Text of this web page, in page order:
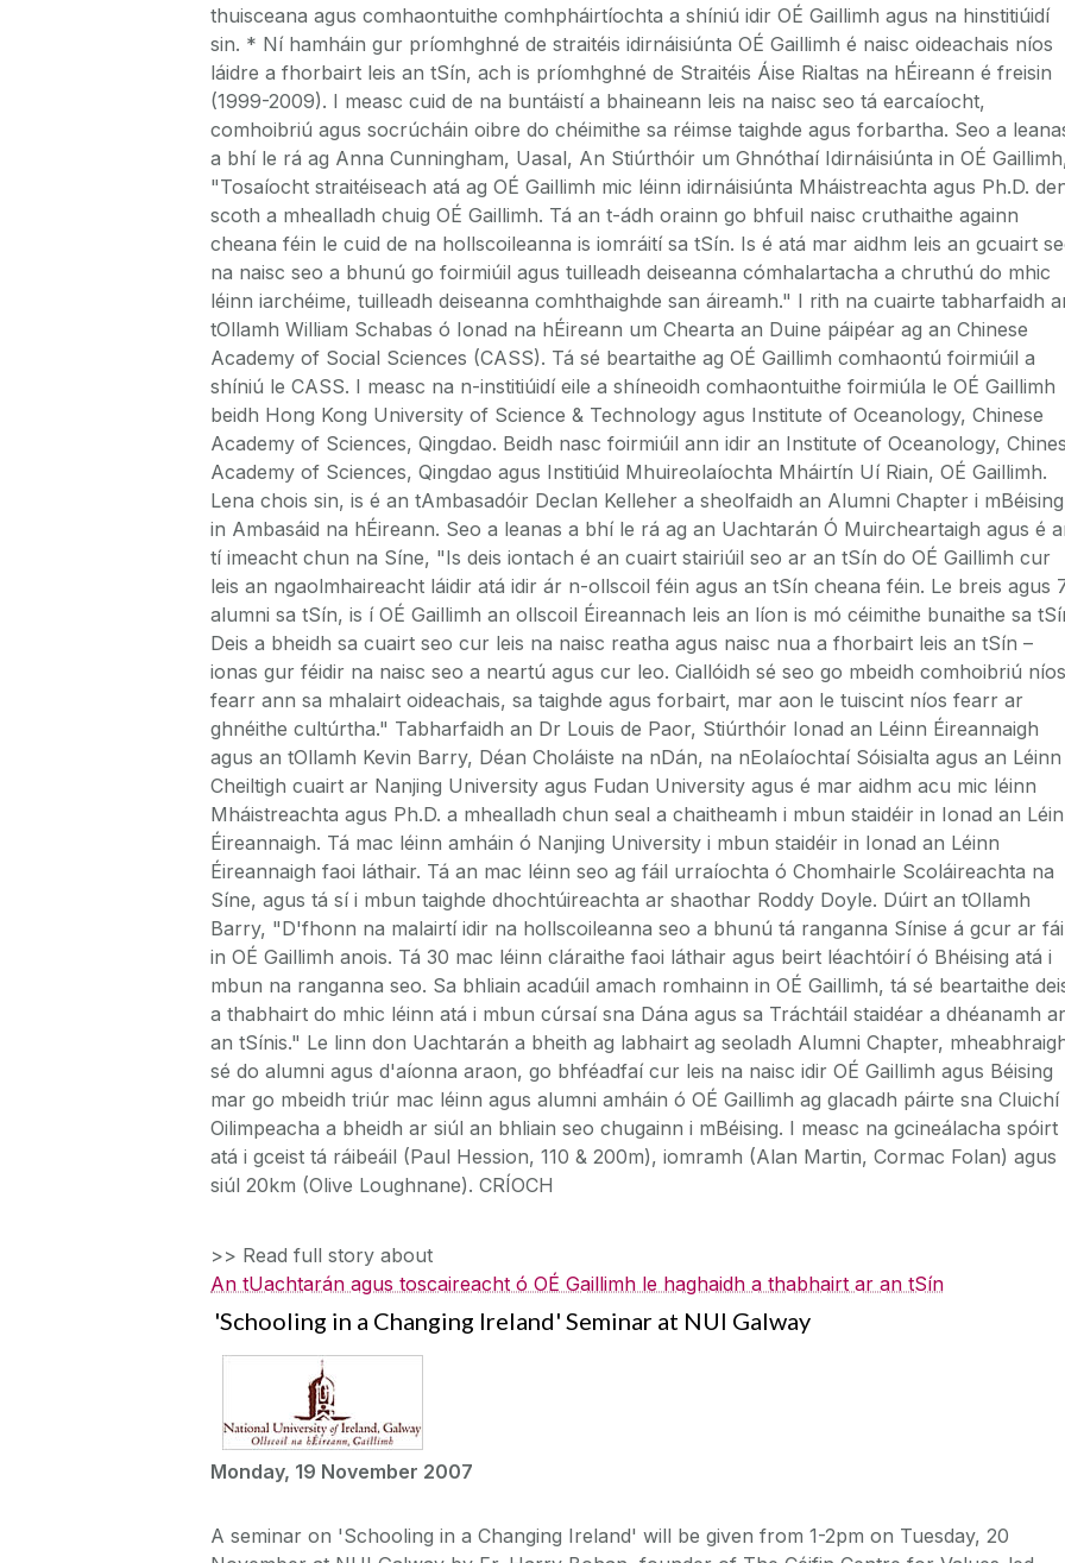
thuisceana agus comhaontuithe comhpháirtíochta a shíniú idir OÉ Gaillimh agus na hinstitiúidí
sin. * Ní hamháin gur príomhghné de straitéis idirnáisiúnta OÉ Gaillimh é naisc oideachais níos
láidre a fhorbairt leis an tSín, ach is príomhghné de Straitéis Áise Rialtas na hÉireann é freisin
(1999-2009). I measc cuid de na buntáistí a bhaineann leis na naisc seo tá earcaíocht,
comhoibriú agus socrúcháin oibre do chéimithe sa réimse taighde agus forbartha. Seo a
a bhí le rá ag Anna Cunningham, Uasal, An Stiúrthóir um Ghnóthaí Idirnáisiúnta in OÉ
"Tosaíocht straitéiseach atá ag OÉ Gaillimh mic léinn idirnáisiúnta Mháistreachta agus Ph.D.
scoth a mhealladh chuig OÉ Gaillimh. Tá an t-ádh orainn go bhfuil naisc cruthaithe againn
cheana féin le cuid de na hollscoileanna is iomráití sa tSín. Is é atá mar aidhm leis an gcuairt
na naisc seo a bhunú go foirmiúil agus tuilleadh deiseanna cómhalartacha a chruthú do mhic
léinn iarchéime, tuilleadh deiseanna comhthaighde san áireamh." I rith na cuairte tabharfaidh
tOllamh William Schabas ó Ionad na hÉireann um Chearta an Duine páipéar ag an Chinese
Academy of Social Sciences (CASS). Tá sé beartaithe ag OÉ Gaillimh comhaontú foirmiúil a
shíniú le CASS. I measc na n-institiúidí eile a shíneoidh comhaontuithe foirmiúla le OÉ Gaillimh
beidh Hong Kong University of Science & Technology agus Institute of Oceanology, Chinese
Academy of Sciences, Qingdao. Beidh nasc foirmiúil ann idir an Institute of Oceanology,
Academy of Sciences, Qingdao agus Institiúid Mhuireolaíochta Mháirtín Uí Riain, OÉ Gaillimh.
Lena chois sin, is é an tAmbasadóir Declan Kelleher a sheolfaidh an Alumni Chapter i mBéising
in Ambasáid na hÉireann. Seo a leanas a bhí le rá ag an Uachtarán Ó Muircheartaigh agus é
tí imeacht chun na Síne, "Is deis iontach é an cuairt stairiúil seo ar an tSín do OÉ Gaillimh cur
leis an ngaolmhaireacht láidir atá idir ár n-ollscoil féin agus an tSín cheana féin. Le breis agus
alumni sa tSín, is í OÉ Gaillimh an ollscoil Éireannach leis an líon is mó céimithe bunaithe sa
Deis a bheidh sa cuairt seo cur leis na naisc reatha agus naisc nua a fhorbairt leis an tSín –
ionas gur féidir na naisc seo a neartú agus cur leo. Ciallóidh sé seo go mbeidh comhoibriú níos
fearr ann sa mhalairt oideachais, sa taighde agus forbairt, mar aon le tuiscint níos fearr ar
ghnéithe cultúrtha." Tabharfaidh an Dr Louis de Paor, Stiúrthóir Ionad an Léinn Éireannaigh
agus an tOllamh Kevin Barry, Déan Choláiste na nDán, na nEolaíochtaí Sóisialta agus an Léinn
Cheiltigh cuairt ar Nanjing University agus Fudan University agus é mar aidhm acu mic léinn
Mháistreachta agus Ph.D. a mhealladh chun seal a chaitheamh i mbun staidéir in Ionad an
Éireannaigh. Tá mac léinn amháin ó Nanjing University i mbun staidéir in Ionad an Léinn
Éireannaigh faoi láthair. Tá an mac léinn seo ag fáil urraíochta ó Chomhairle Scoláireachta na
Síne, agus tá sí i mbun taighde dhochtúireachta ar shaothar Roddy Doyle. Dúirt an tOllamh
Barry, "D'fhonn na malairtí idir na hollscoileanna seo a bhunú tá ranganna Sínise á gcur ar
in OÉ Gaillimh anois. Tá 30 mac léinn cláraithe faoi láthair agus beirt léachtóirí ó Bhéising atá i
mbun na ranganna seo. Sa bhliain acadúil amach romhainn in OÉ Gaillimh, tá sé beartaithe
a thabhairt do mhic léinn atá i mbun cúrsaí sna Dána agus sa Tráchtáil staidéar a dhéanamh ar
an tSínis." Le linn don Uachtarán a bheith ag labhairt ag seoladh Alumni Chapter,
sé do alumni agus d'aíonna araon, go bhféadfaí cur leis na naisc idir OÉ Gaillimh agus Béising
mar go mbeidh triúr mac léinn agus alumni amháin ó OÉ Gaillimh ag glacadh páirte sna Cluichí
Oilimpeacha a bheidh ar siúl an bhliain seo chugainn i mBéising. I measc na gcineálacha spóirt
atá i gceist tá ráibeáil (Paul Hession, 110 & 200m), iomramh (Alan Martin, Cormac Folan) agus
siúl 20km (Olive Loughnane). CRÍOCH
>> Read full story about
An tUachtarán agus toscaireacht ó OÉ Gaillimh le haghaidh a thabhairt ar an tSín
'Schooling in a Changing Ireland' Seminar at NUI Galway
Monday, 19 November 2007
A seminar on 'Schooling in a Changing Ireland' will be given from 1-2pm on Tuesday, 20